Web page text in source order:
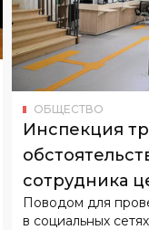
ОБЩЕСТВО
Инспекция
сотрудника
Поводом для
в социальных